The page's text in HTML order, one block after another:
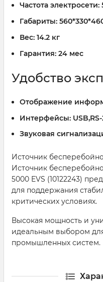
Частота электросети:
Габариты:
Вес: 14.2 кг
Гарантия: 24 мес
Удобство
Отображение
Интерфейсы:
Звуковая
Источник
Источник
5000 EVS (10122243)
для поддержания
критических условиях.
Высокая мощность и
идеальным выбором
промышленных систем.